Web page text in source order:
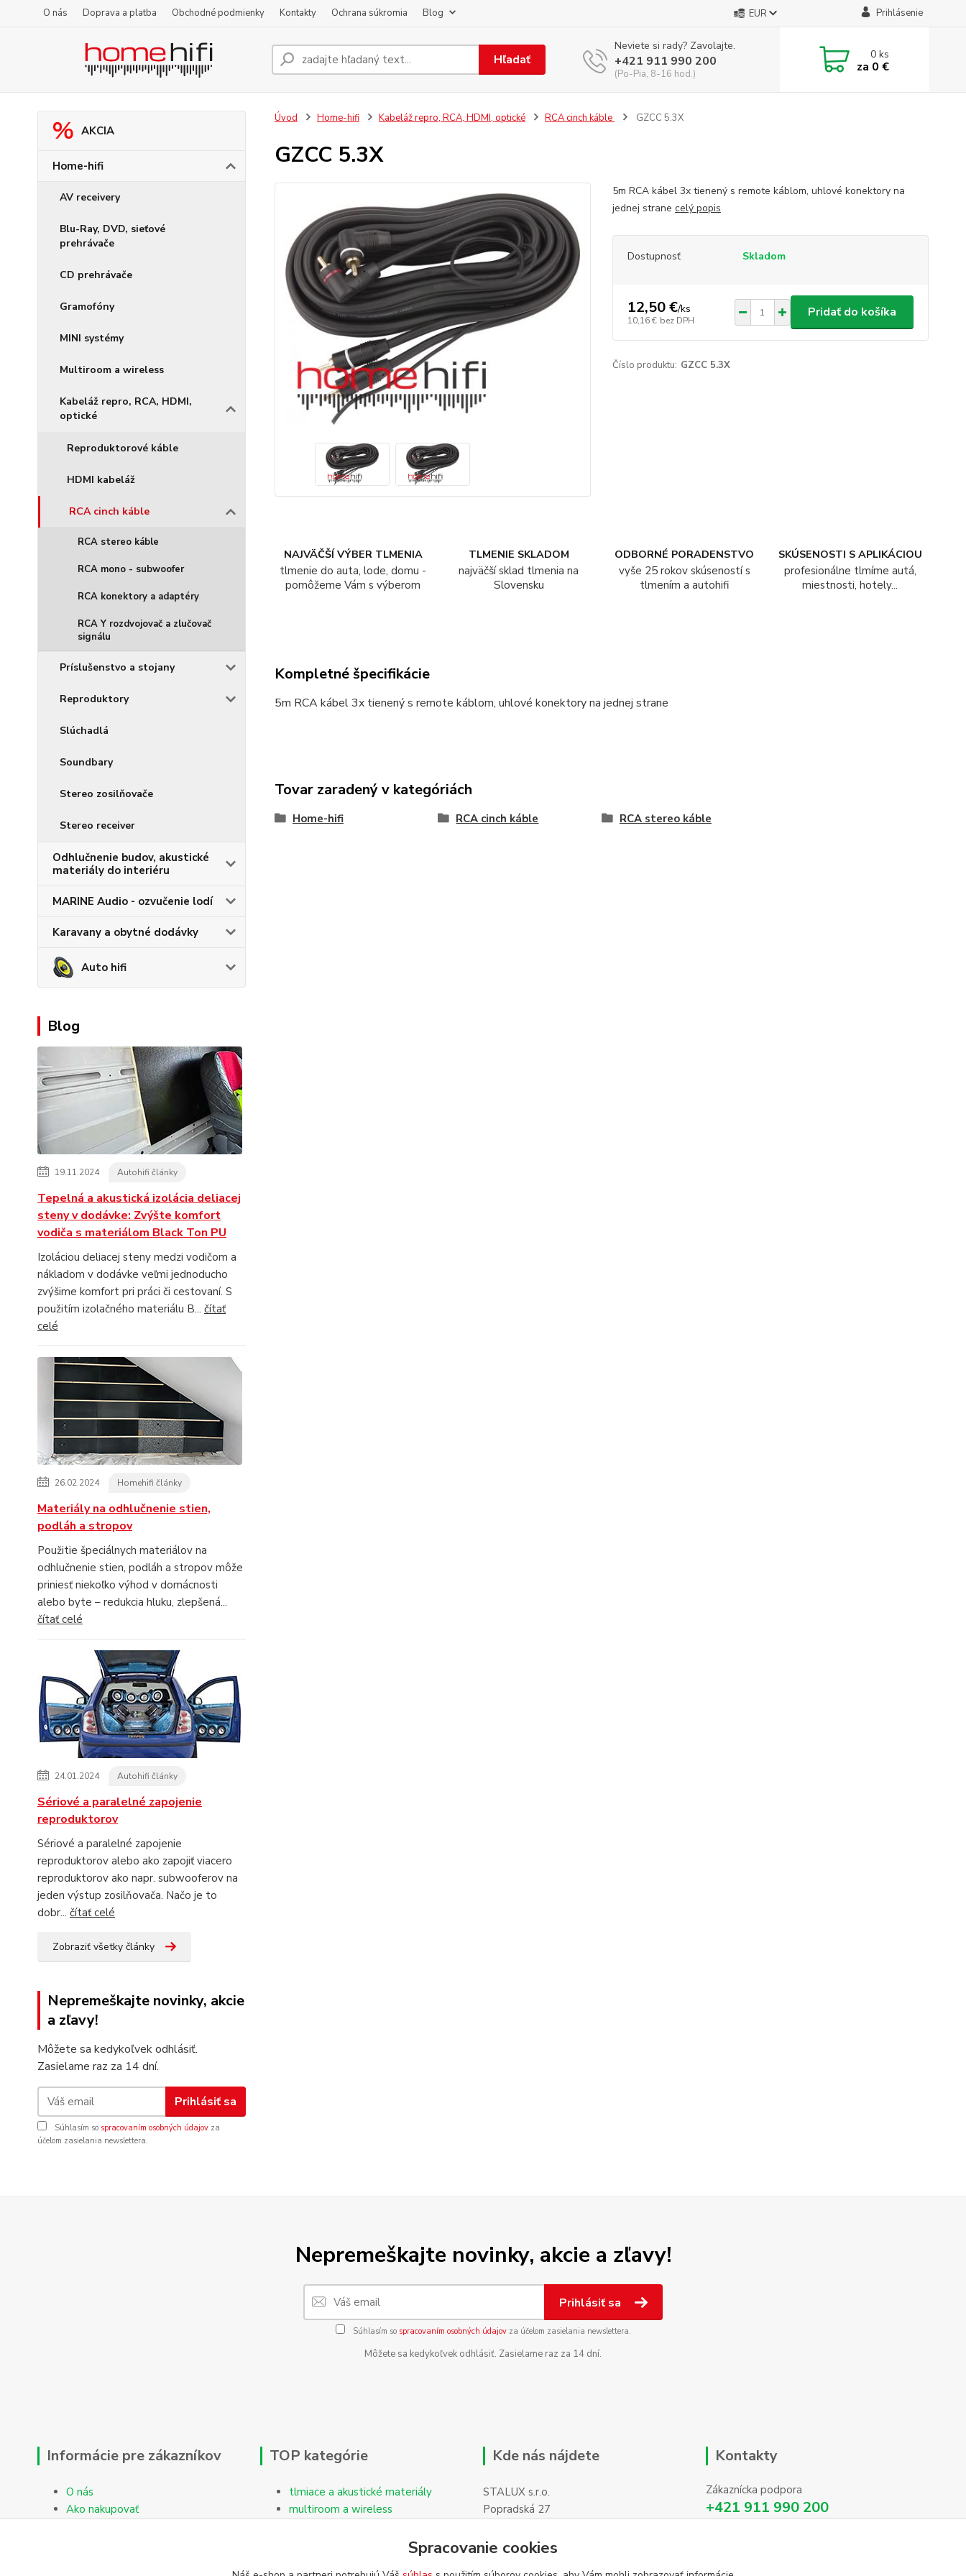
O nás Doprava a platba Obchodné podmienky Kontakty Ochrana súkromia Blog EUR Prihlásenie
Hľadať
Neviete si rady? Zavolajte.
+421 911 990 200
(Po-Pia, 8-16 hod.)
0ks
za 0 €
AKCIA
Home-hifi
AV receivery
Blu-Ray, DVD, sieťové
prehrávače
CD prehrávače
Gramofóny
MINI systémy
Multiroom a wireless
Kabeláž repro, RCA, HDMI,
optické
Reproduktorové káble
HDMI kabeláž
RCA cinch káble
RCA stereo káble
RCA mono - subwoofer
RCA konektory a adaptéry
RCA Y rozdvojovač a zlučovač
signálu
Príslušenstvo a stojany
Reproduktory
Slúchadlá
Soundbary
Stereo zosilňovače
Stereo receiver
Odhlučnenie budov, akustické
materiály do interiéru
MARINE Audio - ozvučenie lodí
Karavany a obytné dodávky
Auto hifi
Blog
19.11.2024 Autohifi články
Tepelná a akustická izolácia deliacej
steny v dodávke: Zvýšte komfort
vodiča s materiálom Black Ton PU
Izoláciou deliacej steny medzi vodičom a
nákladom v dodávke veľmi jednoducho
zvýšime komfort pri práci či cestovaní. S
použitím izolačného materiálu B... čítať
celé
26.02.2024 Homehifi články
Materiály na odhlučnenie stien,
podláh a stropov
Použitie špeciálnych materiálov na
odhlučnenie stien, podláh a stropov môže
priniesť niekoľko výhod v domácnosti
alebo byte – redukcia hluku, zlepšená...
čítať celé
24.01.2024 Autohifi články
Sériové a paralelné zapojenie
reproduktorov
Sériové a paralelné zapojenie
reproduktorov alebo ako zapojiť viacero
reproduktorov ako napr. subwooferov na
jeden výstup zosilňovača. Načo je to
dobr... čítať celé
Zobraziť všetky články
Nepremeškajte novinky, akcie
a zľavy!
Môžete sa kedykoľvek odhlásiť.
Zasielame raz za 14 dní.
Prihlásiť sa
Súhlasím so spracovaním osobných údajov za
účelom zasielania newslettera.
Úvod Home-hifi Kabeláž repro, RCA, HDMI, optické RCA cinch káble GZCC 5.3X
GZCC 5.3X
5m RCA kábel 3x tienený s remote káblom, uhlové konektory na
jednej strane celý popis
Dostupnosť Skladom
12,50 €/ks
10,16 € bez DPH
Pridať do košíka
Číslo produktu: GZCC 5.3X
NAJVÄČŠÍ VÝBER TLMENIA
tlmenie do auta, lode, domu -
pomôžeme Vám s výberom
TLMENIE SKLADOM
najväčší sklad tlmenia na
Slovensku
ODBORNÉ PORADENSTVO
vyše 25 rokov skúseností s
tlmením a autohifi
SKÚSENOSTI S APLIKÁCIOU
profesionálne tlmíme autá,
miestnosti, hotely...
Kompletné špecifikácie
5m RCA kábel 3x tienený s remote káblom, uhlové konektory na jednej strane
Tovar zaradený v kategóriách
Home-hifi RCA cinch káble RCA stereo káble
Nepremeškajte novinky, akcie a zľavy!
Prihlásiť sa
Súhlasím so spracovaním osobných údajovza účelom zasielania newslettera.
Môžete sa kedykoľvek odhlásiť. Zasielame raz za 14 dní.
Informácie pre zákazníkov
O nás
Ako nakupovať
TOP kategórie
tlmiace a akustické materiály
multiroom a wireless
Kde nás nájdete
STALUX s.r.o.
Popradská 27
Kontakty
Zákaznícka podpora
+421 911 990 200
Spracovanie cookies